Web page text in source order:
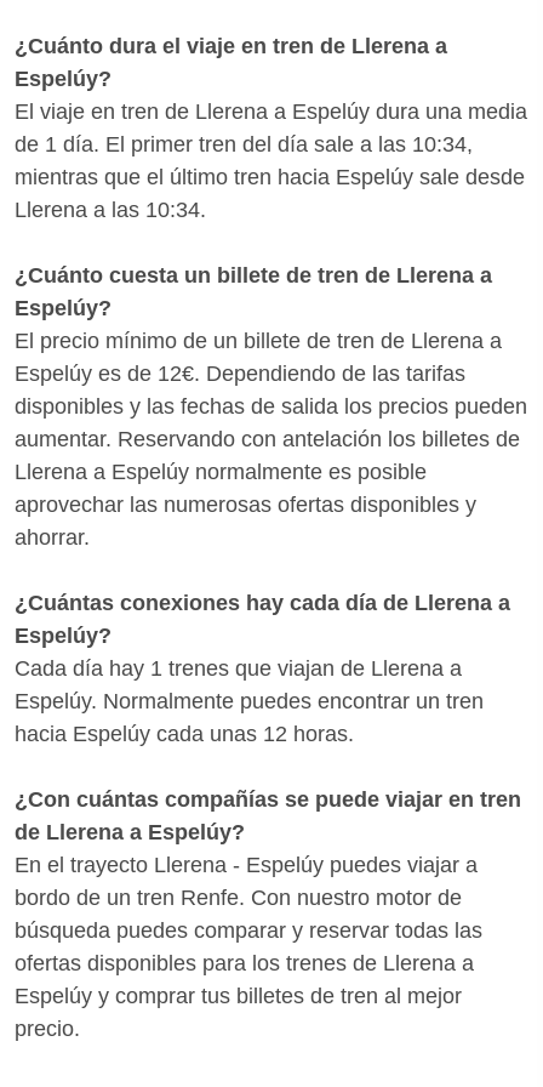
medios de transporte mejores para llegar a Espelúy
desde Llerena? Con Wanderio puedes comparar
trenes, y escoger la mejor opción para ti en pocos
clics.
¿Cuánto dura el viaje en tren de Llerena a
Espelúy?
El viaje en tren de Llerena a Espelúy dura una media
de 1 día. El primer tren del día sale a las 10:34,
mientras que el último tren hacia Espelúy sale desde
Llerena a las 10:34.
¿Cuánto cuesta un billete de tren de Llerena a
Espelúy?
El precio mínimo de un billete de tren de Llerena a
Espelúy es de 12€. Dependiendo de las tarifas
disponibles y las fechas de salida los precios pueden
aumentar. Reservando con antelación los billetes de
Llerena a Espelúy normalmente es posible
aprovechar las numerosas ofertas disponibles y
ahorrar.
¿Cuántas conexiones hay cada día de Llerena a
Espelúy?
Cada día hay 1 trenes que viajan de Llerena a
Espelúy. Normalmente puedes encontrar un tren
hacia Espelúy cada unas 12 horas.
¿Con cuántas compañías se puede viajar en tren
de Llerena a Espelúy?
En el trayecto Llerena - Espelúy puedes viajar a
bordo de un tren Renfe. Con nuestro motor de
búsqueda puedes comparar y reservar todas las
ofertas disponibles para los trenes de Llerena a
Espelúy y comprar tus billetes de tren al mejor
precio.